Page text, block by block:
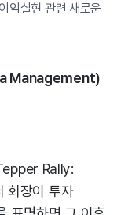
익실현 관련 새로운
Management)
Rally:
회장이 투자